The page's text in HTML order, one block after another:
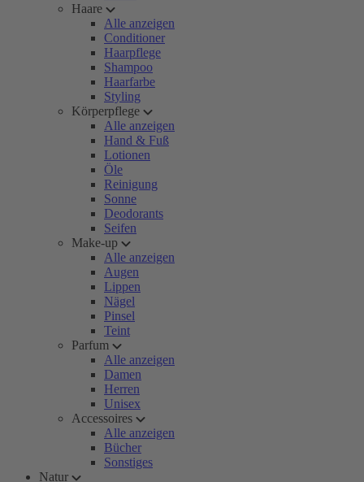
Haare
Alle anzeigen
Conditioner
Haarpflege
Shampoo
Haarfarbe
Styling
Körperpflege
Alle anzeigen
Hand & Fuß
Lotionen
Öle
Reinigung
Sonne
Deodorants
Seifen
Make-up
Alle anzeigen
Augen
Lippen
Nägel
Pinsel
Teint
Parfum
Alle anzeigen
Damen
Herren
Unisex
Accessoires
Alle anzeigen
Bücher
Sonstiges
Natur